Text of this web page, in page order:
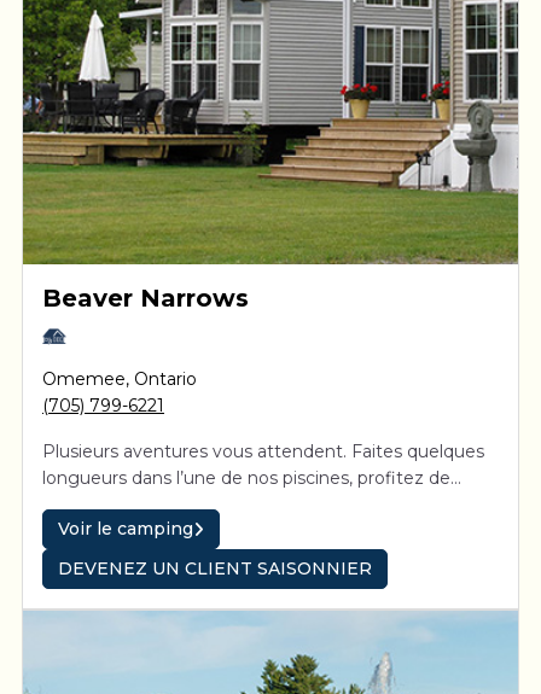
Beaver Narrows
Omemee, Ontario
(705) 799-6221
Plusieurs aventures vous attendent. Faites quelques
longueurs dans l’une de nos piscines, profitez de
chaque rayon de soleil à la plage ou laissez-vous
tenter par une partie de golf miniature. Ici, les
vacanciers de tous les âges sont invités à participer à
une multitude d’activités, que ce soit une partie de
volleyball de plage, de palets, de fers ou encore, une
Voir le camping
DEVENEZ UN CLIENT SAISONNIER